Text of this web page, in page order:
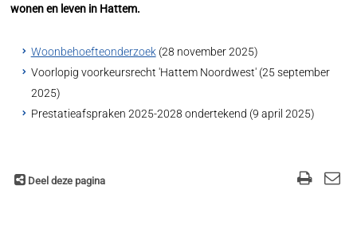
wonen en leven in Hattem.
Woonbehoefteonderzoek(28 november 2025)
Voorlopig voorkeursrecht 'Hattem Noordwest' (25 september
2025)
Prestatieafspraken 2025-2028 ondertekend (9 april 2025)
Deel deze pagina